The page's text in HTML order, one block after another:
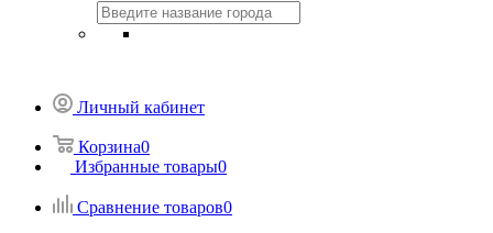
Личный кабинет
Корзина0
Избранные товары0
Сравнение товаров0